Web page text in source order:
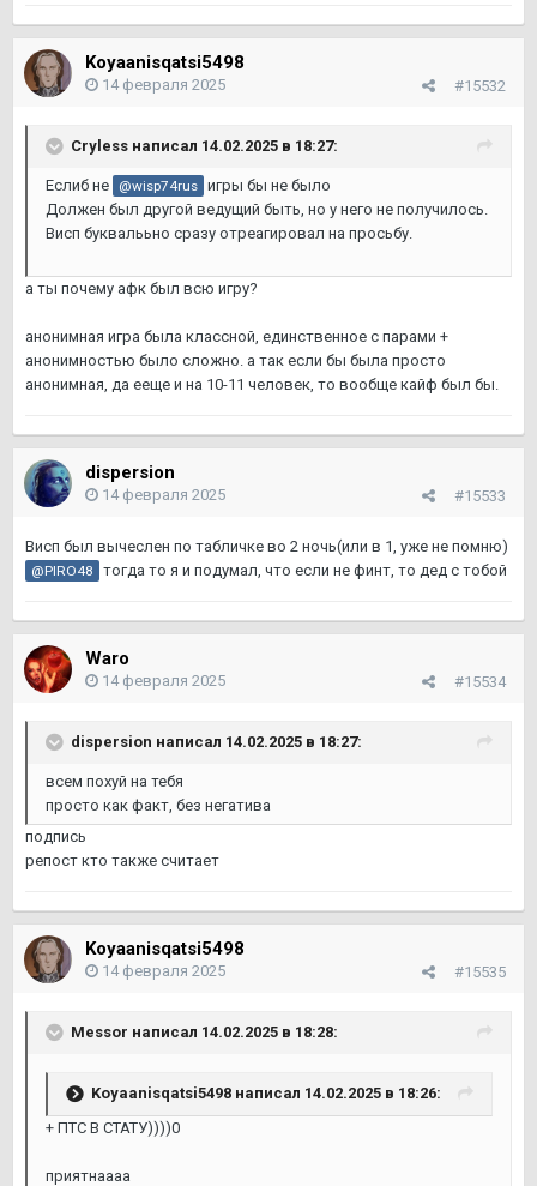
Koyaanisqatsi5498
#15532
14 февраля 2025
Cryless написал 14.02.2025 в 18:27:
Еслиб не @wisp74rus игры бы не было
Должен был другой ведущий быть, но у него не получилось.
Висп буквалььно сразу отреагировал на просьбу.
а ты почему афк был всю игру?
анонимная игра была классной, единственное с парами +
анонимностью было сложно. а так если бы была просто
анонимная, да ееще и на 10-11 человек, то вообще кайф был бы.
dispersion
#15533
14 февраля 2025
Висп был вычеслен по табличке во 2 ночь(или в 1, уже не помню)
@PIRO48 тогда то я и подумал, что если не финт, то дед с тобой
Waro
#15534
14 февраля 2025
dispersion написал 14.02.2025 в 18:27:
всем похуй на тебя
просто как факт, без негатива
подпись
репост кто также считает
Koyaanisqatsi5498
#15535
14 февраля 2025
Messor написал 14.02.2025 в 18:28:
Koyaanisqatsi5498 написал 14.02.2025 в 18:26:
+ ПТС В СТАТУ))))0
приятнаааа